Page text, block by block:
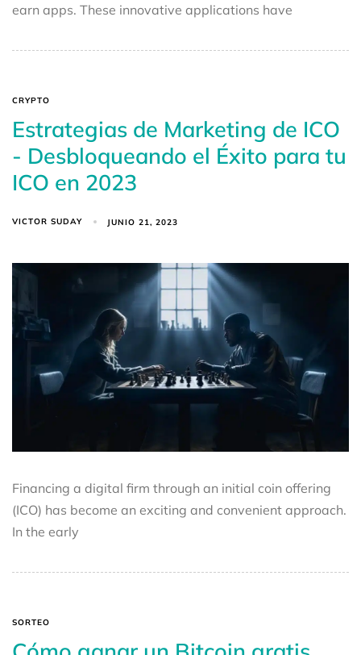
earn apps. These innovative applications have
CRYPTO
Estrategias de Marketing de ICO
- Desbloqueando el Éxito para tu
ICO en 2023
VICTOR SUDAY JUNIO 21, 2023
Financing a digital firm through an initial coin offering
(ICO) has become an exciting and convenient approach.
In the early
SORTEO